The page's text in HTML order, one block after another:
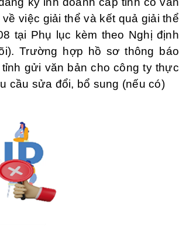
việc giải thể và kết quả giải thể
tại Phụ lục kèm theo Nghị định
Trường hợp hồ sơ thông báo
gửi văn bản cho công ty thực
cầu sửa đổi, bổ sung (nếu có)